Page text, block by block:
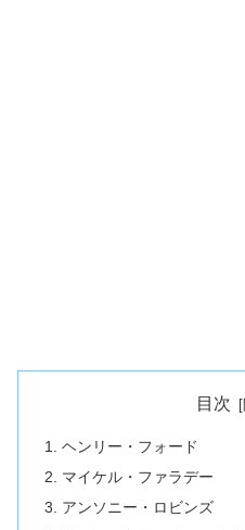
目次
ヘンリー・フォード
マイケル・ファラデー
アンソニー・ロビンズ